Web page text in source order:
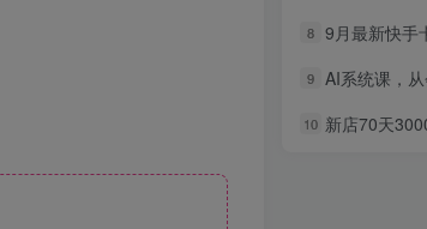
8 9月最新快手卡魔法+MT搬运技
9 AI系统课，从会
10 新店70天3000多单，小红